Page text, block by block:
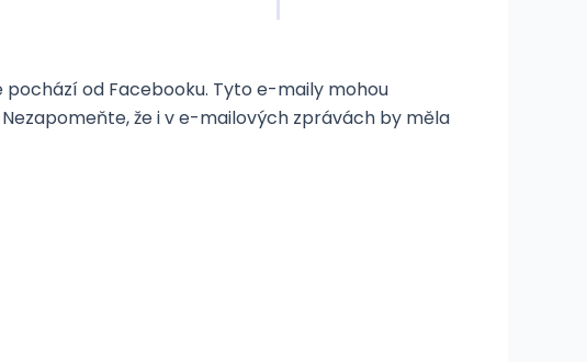
od Facebooku. Tyto e-maily mohou
že i v e-mailových zprávách by měla